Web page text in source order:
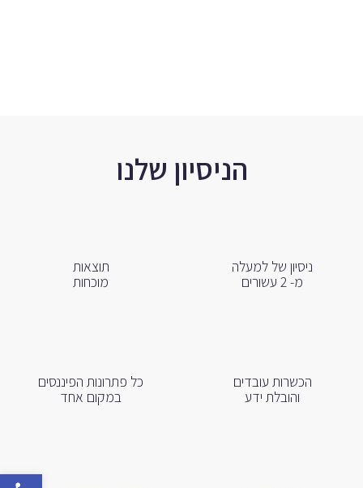
הניסיון שלנו
ניסיון של למעלה
מ- 2 עשורים
תוצאות
מוכחות
הכשרות עובדים
והובלת ידע
כל פתרונות הפיננסים
במקום אחד